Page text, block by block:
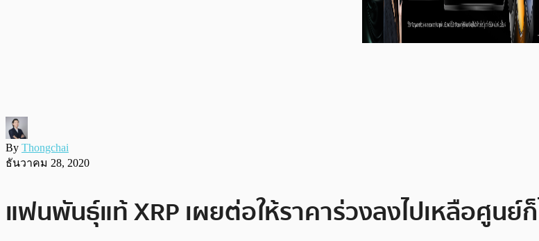
By Thongchai
ธันวาคม 28, 2020
แฟนพันธุ์แท้ XRP เผยต่อให้ราคาร่วงลงไปเหลือศูนย์